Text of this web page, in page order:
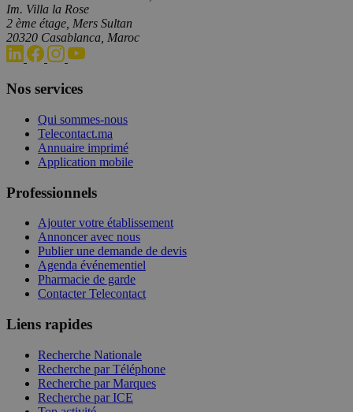
Im. Villa la Rose
2 ème étage, Mers Sultan
20320 Casablanca, Maroc
Nos services
Qui sommes-nous
Telecontact.ma
Annuaire imprimé
Application mobile
Professionnels
Ajouter votre établissement
Annoncer avec nous
Publier une demande de devis
Agenda événementiel
Pharmacie de garde
Contacter Telecontact
Liens rapides
Recherche Nationale
Recherche par Téléphone
Recherche par Marques
Recherche par ICE